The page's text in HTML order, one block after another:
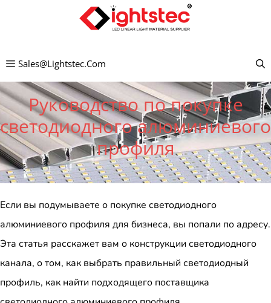
Sales@lightstec.com
Руководство по покупке
светодиодного алюминиевого
профиля
Если вы подумываете о покупке светодиодного
алюминиевого профиля для бизнеса, вы попали по адресу.
Эта статья расскажет вам о конструкции светодиодного
канала, о том, как выбрать правильный светодиодный
профиль, как найти подходящего поставщика